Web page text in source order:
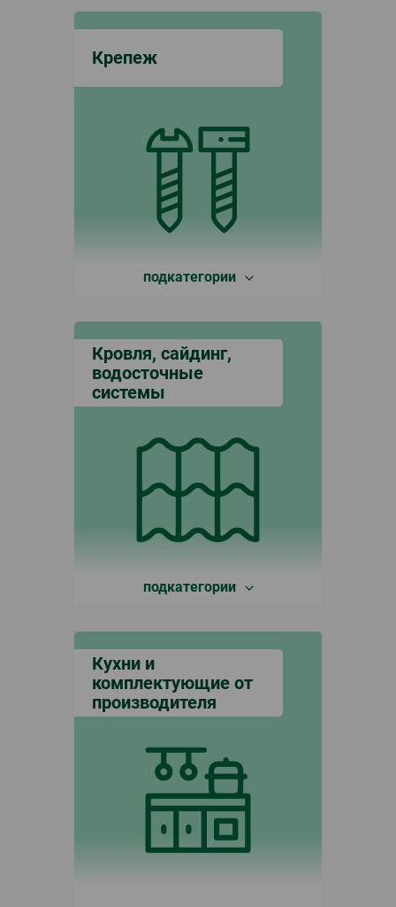
Крепеж
подкатегории
Кровля, сайдинг,
водосточные
системы
подкатегории
Кухни и
комплектующие от
производителя